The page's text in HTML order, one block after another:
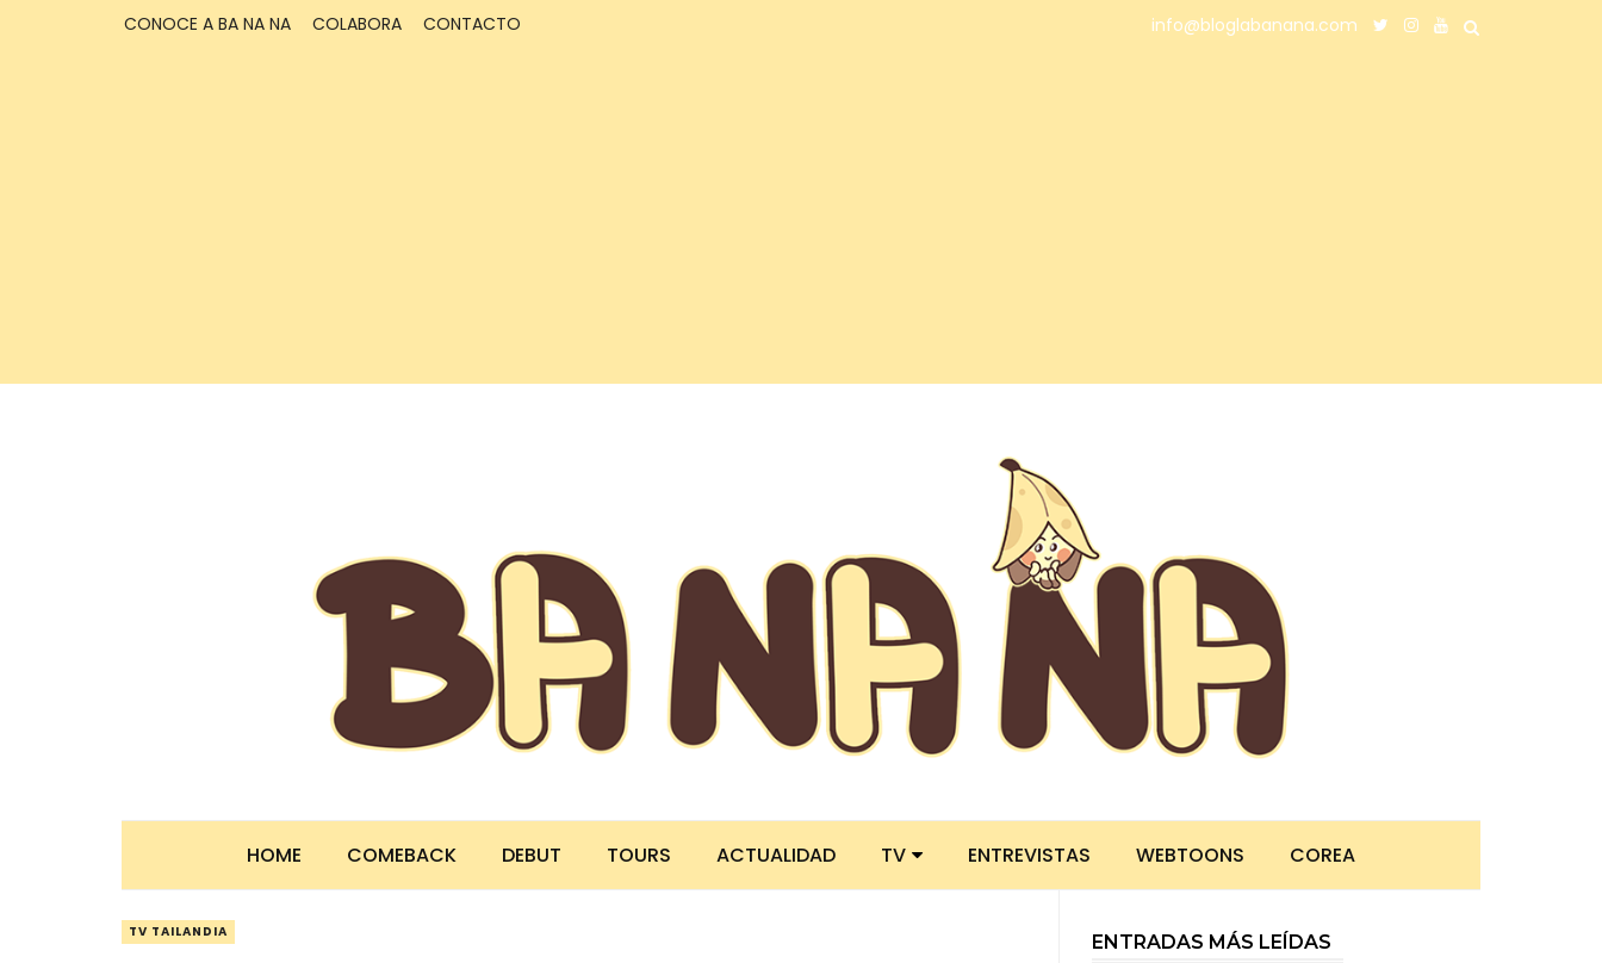
CONOCE A BA NA NA COLABORA CONTACTO info@bloglabanana.com
HOME COMEBACK DEBUT TOURS ACTUALIDAD TV ENTREVISTAS WEBTOONS COREA
TV TAILANDIA ENTRADAS MÁS LEÍDAS